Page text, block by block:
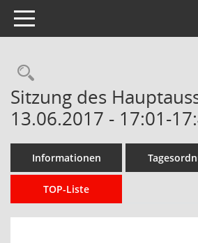
Toggle navigation
Rechercheauswahl
Sitzung des
13.06.2017 - 17:01-
Informationen
TOP-Liste